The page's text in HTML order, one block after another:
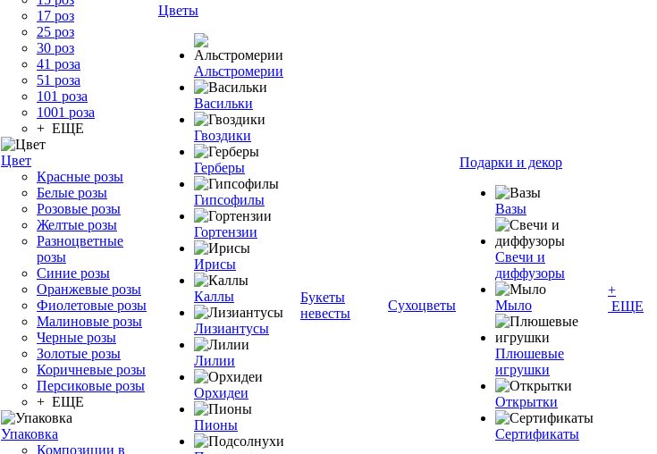
17 роз
25 роз
30 роз
41 роза
51 роза
101 роза
1001 роза
+ ЕЩЕ
Цвет
Красные розы
Белые розы
Розовые розы
Желтые розы
Разноцветные
розы
Синие розы
Оранжевые розы
Фиолетовые розы
Малиновые розы
Черные розы
Золотые розы
Коричневые розы
Персиковые розы
+ ЕЩЕ
Упаковка
Композиции в
Цветы
Альстромерии
Васильки
Гвоздики
Герберы
Гипсофилы
Гортензии
Ирисы
Каллы
Лизиантусы
Лилии
Орхидеи
Пионы
Букеты
невесты
Сухоцветы
Подарки и декор
Вазы
Свечи и
диффузоры
Мыло
Плюшевые
игрушки
Открытки
Сертификаты
+
ЕЩЕ